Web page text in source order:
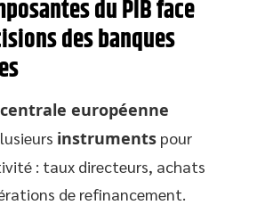
du PIB face
des banques
européenne
instruments pour
: taux directeurs, achats
de refinancement.